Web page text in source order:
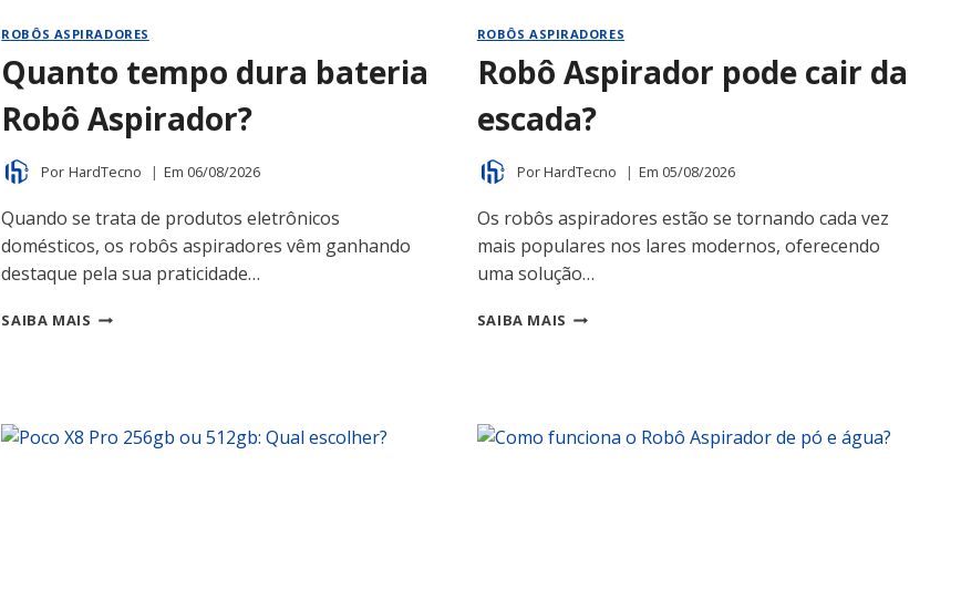
ROBÔS ASPIRADORES
Quanto tempo dura bateria
Robô Aspirador?
Por HardTecno Em 06/08/2026
Quando se trata de produtos eletrônicos
domésticos, os robôs aspiradores vêm ganhando
destaque pela sua praticidade…
SAIBA MAIS QUANTO
ASPIRADOR?
ROBÔS ASPIRADORES
Robô Aspirador pode cair da
escada?
PorHardTecno Em 05/08/2026
Os robôs aspiradores estão se tornando cada vez
mais populares nos lares modernos, oferecendo
uma solução…
SAIBA MAIS ROBÔ
ESCADA?